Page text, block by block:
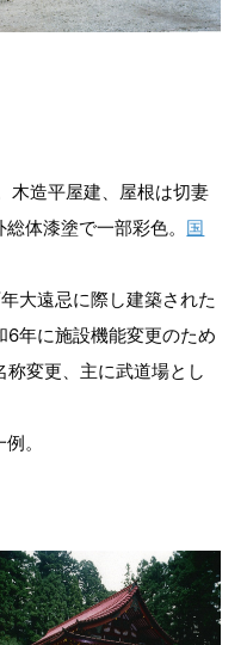
造平屋建、屋根は切妻
体漆塗で一部彩色。 国
大遠忌に際し建築された
6年に施設機能変更のため
称変更、主に武道場とし
。